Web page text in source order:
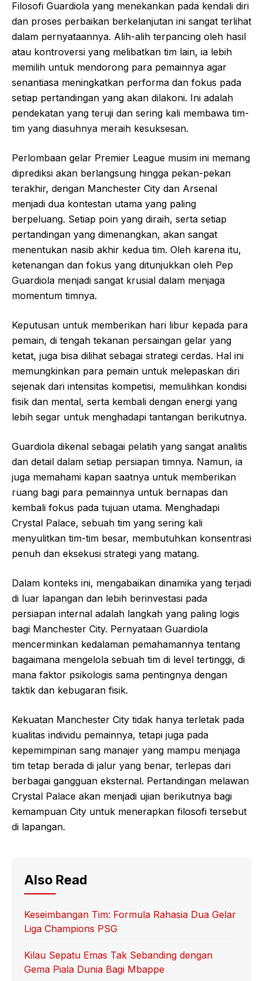
Filosofi Guardiola yang menekankan pada kendali diri
dan proses perbaikan berkelanjutan ini sangat terlihat
dalam pernyataannya. Alih-alih terpancing oleh hasil
atau kontroversi yang melibatkan tim lain, ia lebih
memilih untuk mendorong para pemainnya agar
senantiasa meningkatkan performa dan fokus pada
setiap pertandingan yang akan dilakoni. Ini adalah
pendekatan yang teruji dan sering kali membawa tim-
tim yang diasuhnya meraih kesuksesan.
Perlombaan gelar Premier League musim ini memang
diprediksi akan berlangsung hingga pekan-pekan
terakhir, dengan Manchester City dan Arsenal
menjadi dua kontestan utama yang paling
berpeluang. Setiap poin yang diraih, serta setiap
pertandingan yang dimenangkan, akan sangat
menentukan nasib akhir kedua tim. Oleh karena itu,
ketenangan dan fokus yang ditunjukkan oleh Pep
Guardiola menjadi sangat krusial dalam menjaga
momentum timnya.
Keputusan untuk memberikan hari libur kepada para
pemain, di tengah tekanan persaingan gelar yang
ketat, juga bisa dilihat sebagai strategi cerdas. Hal ini
memungkinkan para pemain untuk melepaskan diri
sejenak dari intensitas kompetisi, memulihkan kondisi
fisik dan mental, serta kembali dengan energi yang
lebih segar untuk menghadapi tantangan berikutnya.
Guardiola dikenal sebagai pelatih yang sangat analitis
dan detail dalam setiap persiapan timnya. Namun, ia
juga memahami kapan saatnya untuk memberikan
ruang bagi para pemainnya untuk bernapas dan
kembali fokus pada tujuan utama. Menghadapi
Crystal Palace, sebuah tim yang sering kali
menyulitkan tim-tim besar, membutuhkan konsentrasi
penuh dan eksekusi strategi yang matang.
Dalam konteks ini, mengabaikan dinamika yang terjadi
di luar lapangan dan lebih berinvestasi pada
persiapan internal adalah langkah yang paling logis
bagi Manchester City. Pernyataan Guardiola
mencerminkan kedalaman pemahamannya tentang
bagaimana mengelola sebuah tim di level tertinggi, di
mana faktor psikologis sama pentingnya dengan
taktik dan kebugaran fisik.
Kekuatan Manchester City tidak hanya terletak pada
kualitas individu pemainnya, tetapi juga pada
kepemimpinan sang manajer yang mampu menjaga
tim tetap berada di jalur yang benar, terlepas dari
berbagai gangguan eksternal. Pertandingan melawan
Crystal Palace akan menjadi ujian berikutnya bagi
kemampuan City untuk menerapkan filosofi tersebut
di lapangan.
Also Read
Keseimbangan Tim: Formula Rahasia Dua Gelar
Liga Champions PSG
Kilau Sepatu Emas Tak Sebanding dengan
Gema Piala Dunia Bagi Mbappe